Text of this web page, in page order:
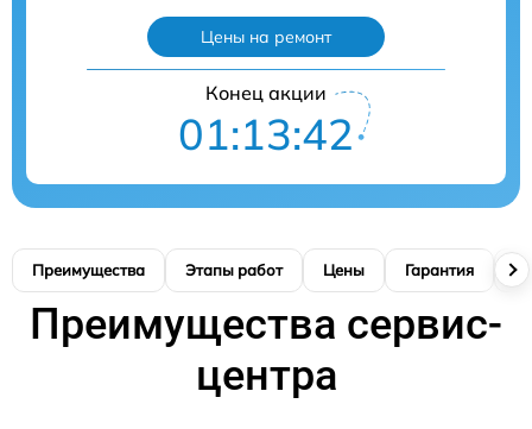
Цены на ремонт
Конец акции
01:13:41
Преимущества Этапы работ Цены Гарантия
Преимущества сервис-
центра